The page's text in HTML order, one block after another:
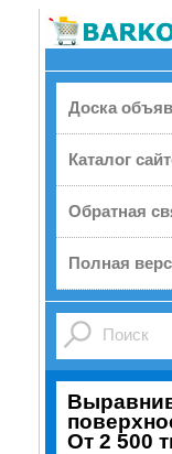
Доска
Каталог
Обратная
Полная
От 2 500